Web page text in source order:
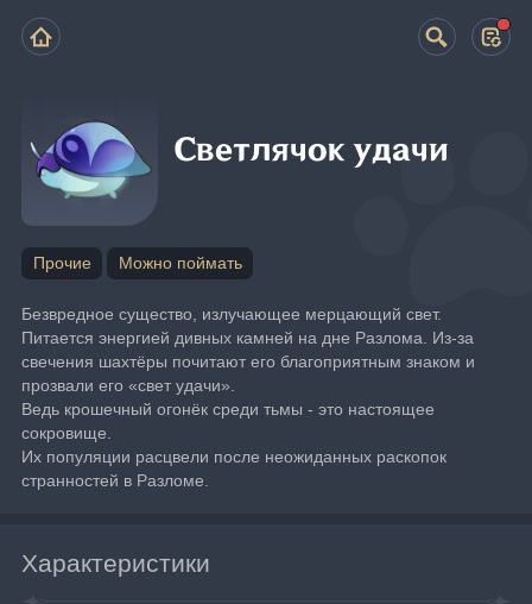
Светлячок удачи
Прочие Можно поймать
Безвредное существо, излучающее мерцающий свет.
Питается энергией дивных камней на дне Разлома. Из-за
свечения шахтёры почитают его благоприятным знаком и
прозвали его «свет удачи».
Ведь крошечный огонёк среди тьмы - это настоящее
сокровище.
Их популяции расцвели после неожиданных раскопок
странностей в Разломе.
Характеристики